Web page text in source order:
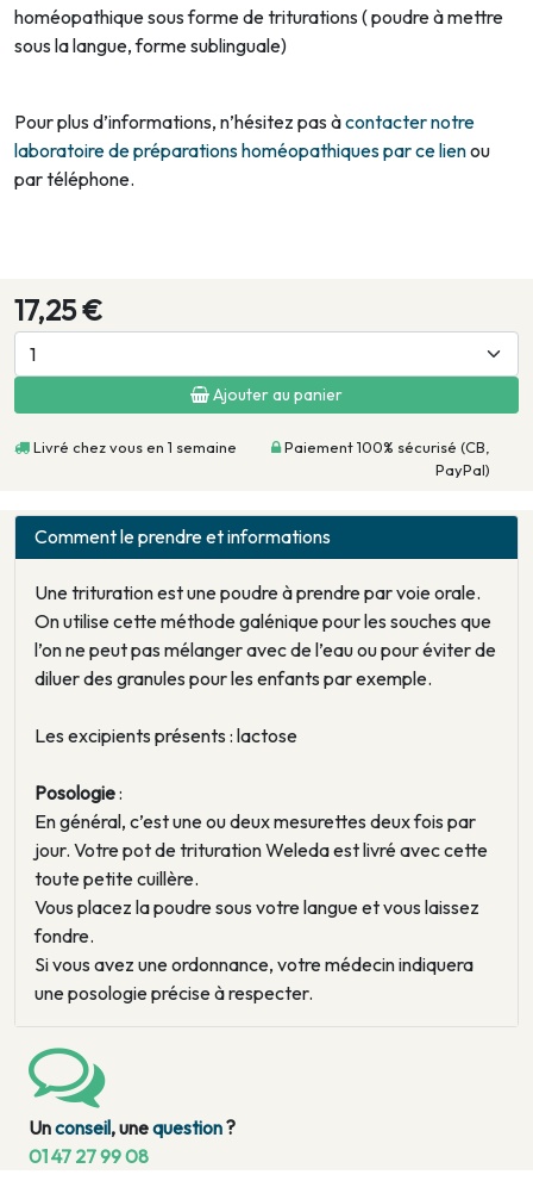
homéopathique sous forme de triturations ( poudre à mettre
sous la langue, forme sublinguale)
Pour plus d’informations, n’hésitez pas àcontacter notre
laboratoire de préparations homéopathiques par ce lienou
par téléphone.
17,25 €
Ajouter au panier
Livré chez vous en 1 semaine
Paiement 100% sécurisé (CB,
PayPal)
Comment le prendre et informations
Une trituration est une poudre à prendre par voie orale.
On utilise cette méthode galénique pour les souches que
l’on ne peut pas mélanger avec de l’eau ou pour éviter de
diluer des granules pour les enfants par exemple.
Les excipients présents : lactose
Posologie:
En général, c’est une ou deux mesurettes deux fois par
jour. Votre pot de trituration Weleda est livré avec cette
toute petite cuillère.
Vous placez la poudre sous votre langue et vous laissez
fondre.
Si vous avez une ordonnance, votre médecin indiquera
une posologie précise à respecter.
Unconseil, unequestion?
01 47 27 99 08